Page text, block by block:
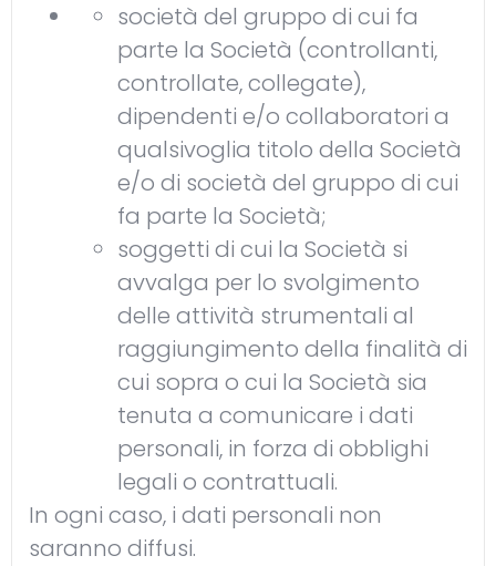
società del gruppo di cui fa
parte la Società (controllanti,
controllate, collegate),
dipendenti e/o collaboratori a
qualsivoglia titolo della Società
e/o di società del gruppo di cui
fa parte la Società;
soggetti di cui la Società si
avvalga per lo svolgimento
delle attività strumentali al
raggiungimento della finalità di
cui sopra o cui la Società sia
tenuta a comunicare i dati
personali, in forza di obblighi
legali o contrattuali.
In ogni caso, i dati personali non
saranno diffusi.